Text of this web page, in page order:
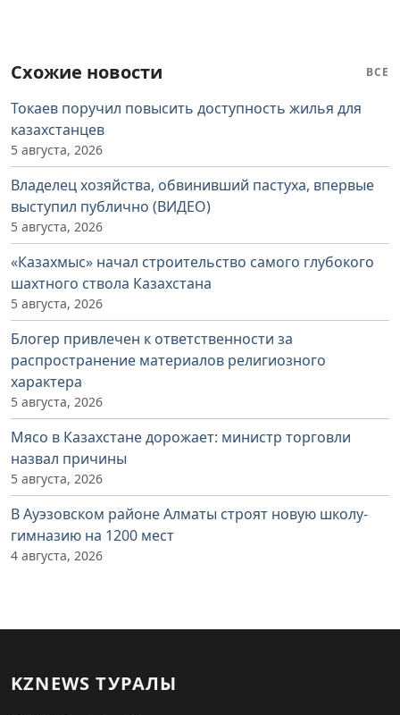
Схожие новости ВСЕ
Токаев поручил повысить доступность жилья для
казахстанцев
5 августа, 2026
Владелец хозяйства, обвинивший пастуха, впервые
выступил публично (ВИДЕО)
5 августа, 2026
«Казахмыс» начал строительство самого глубокого
шахтного ствола Казахстана
5 августа, 2026
Блогер привлечен к ответственности за
распространение материалов религиозного
характера
5 августа, 2026
Мясо в Казахстане дорожает: министр торговли
назвал причины
5 августа, 2026
В Ауэзовском районе Алматы строят новую школу-
гимназию на 1200 мест
4 августа, 2026
KZNEWS ТУРАЛЫ